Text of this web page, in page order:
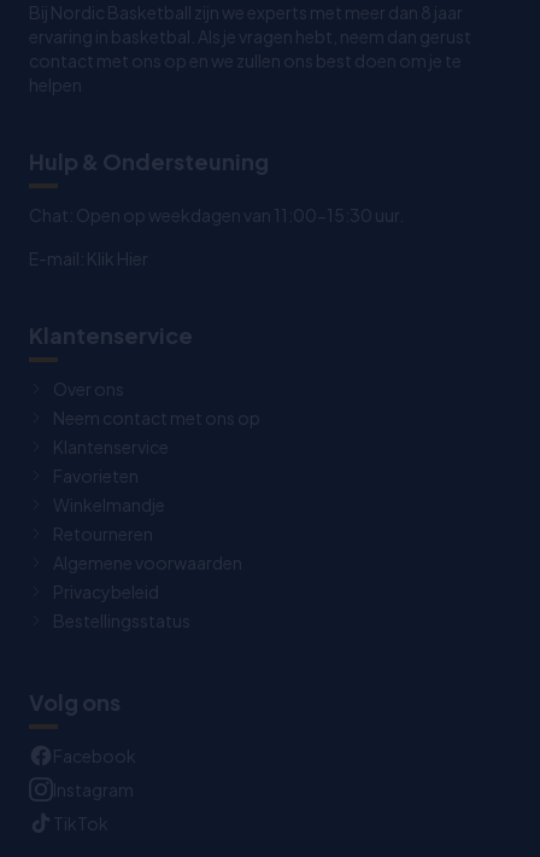
Bij Nordic Basketball zijn we experts met meer dan 8 jaar
ervaring in basketbal. Als je vragen hebt, neem dan gerust
contact met ons op en we zullen ons best doen om je te
helpen
Hulp & Ondersteuning
Chat: Open op weekdagen van 11:00-15:30 uur.
E-mail: Klik Hier
Klantenservice
Over ons
Neem contact met ons op
Klantenservice
Favorieten
Winkelmandje
Retourneren
Algemene voorwaarden
Privacybeleid
Bestellingsstatus
Volg ons
Facebook
Instagram
TikTok